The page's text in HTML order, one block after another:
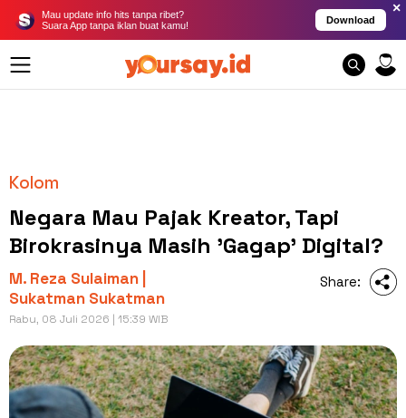
Mau update info hits tanpa ribet?
Suara App tanpa iklan buat kamu!
Download
×
Kolom
Negara Mau Pajak Kreator, Tapi
Birokrasinya Masih 'Gagap' Digital?
M. Reza Sulaiman |
Sukatman Sukatman
Rabu, 08 Juli 2026 | 15:39 WIB
Share: